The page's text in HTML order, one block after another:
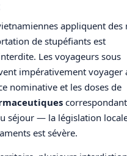
appliquent des
de stupéfiants est
Les voyageurs sous
impérativement voyager
nominative et les doses de
séjour — la législation
est sévère.